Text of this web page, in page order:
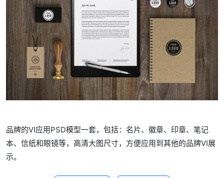
品牌的VI应用PSD模型一套，包括：名片、徽章、 印章、 笔记
本、信纸和眼镜等，高清大图尺寸，方便应用到其他的品牌VI展
示。